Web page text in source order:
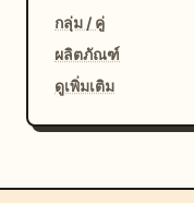
กลุ่ม / คู่
ผลิตภัณฑ์
ดูเพิ่มเติม